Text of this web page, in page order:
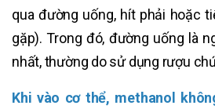
qua đường uống, hít phải hoặc
gặp). Trong đó, đường uống là
nhất, thường do sử dụng rượu
Khi vào cơ thể, methanol